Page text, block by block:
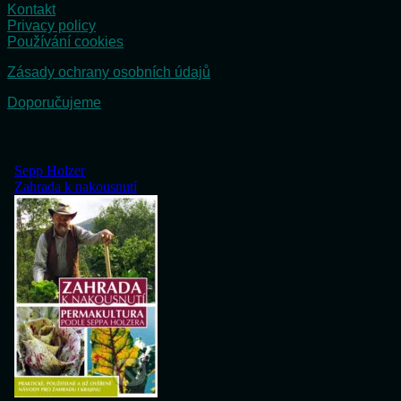
Kontakt
Privacy policy
Používání cookies
Zásady ochrany osobních údajů
Doporučujeme